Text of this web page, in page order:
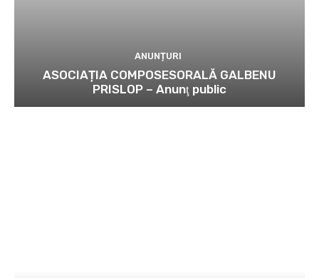
ANUNȚURI
ASOCIAȚIA COMPOSESORALĂ GALBENU
PRISLOP – Anunţ public